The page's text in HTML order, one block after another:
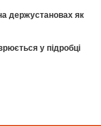
держустановах як
у підробці